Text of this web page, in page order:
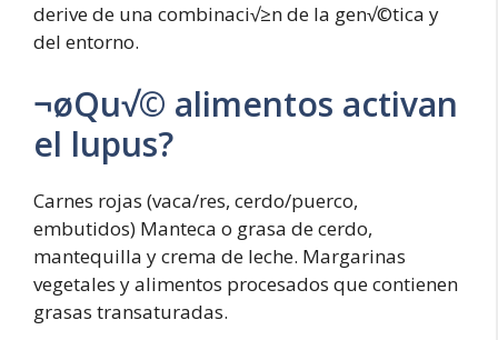
derive de una combinaci√≥n de la gen√©tica y
del entorno.
¬øQu√© alimentos activan
el lupus?
Carnes rojas (vaca/res, cerdo/puerco,
embutidos) Manteca o grasa de cerdo,
mantequilla y crema de leche. Margarinas
vegetales y alimentos procesados que contienen
grasas transaturadas.